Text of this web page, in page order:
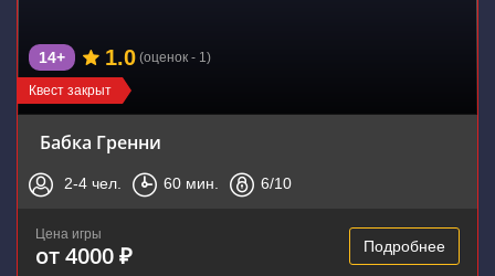
Квест закрыт
14+ 1.0 (оценок - 1)
Бабка Гренни
2-4 чел. 60 мин. 6/10
Цена игры
от 4000 ₽ Подробнее